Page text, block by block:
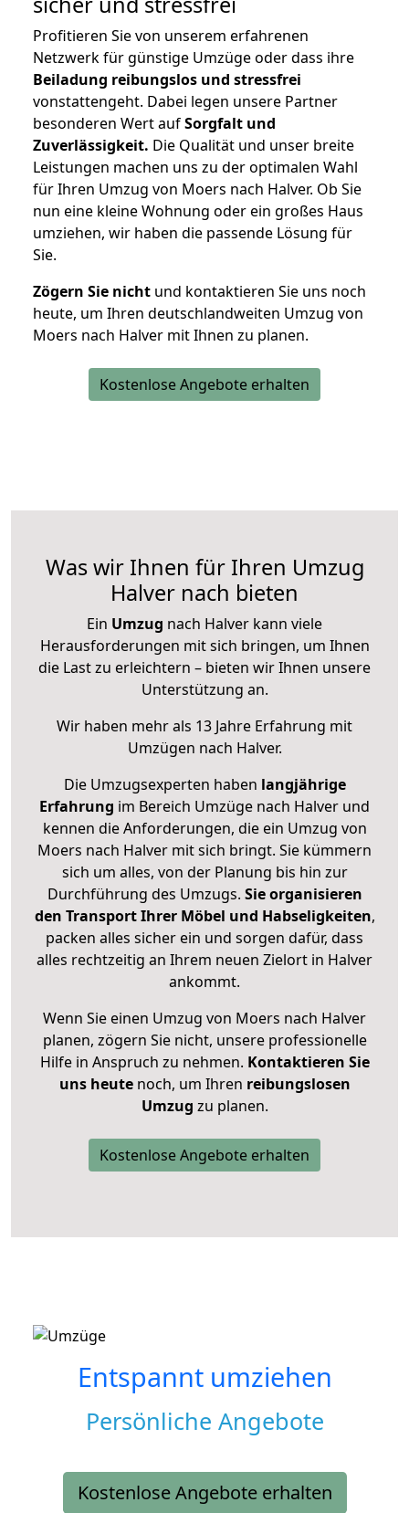
Profitieren Sie von unserem erfahrenen
Netzwerk für günstige Umzüge oder dass ihre
Beiladung reibungslos und stressfrei
vonstattengeht. Dabei legen unsere Partner
besonderen Wert aufSorgfalt und
Zuverlässigkeit. Die Qualität und unser breite
Leistungen machen uns zu der optimalen Wahl
für Ihren Umzug von Moers nach Halver. Ob Sie
nun eine kleine Wohnung oder ein großes Haus
umziehen, wir haben die passende Lösung für
Sie.
Zögern Sie nicht und kontaktieren Sie uns noch
heute, um Ihren deutschlandweiten Umzug von
Moers nach Halver mit Ihnen zu planen.
Kostenlose Angebote erhalten
Was wir Ihnen für Ihren Umzug
Halver nach bieten
Ein Umzug nach Halver kann viele
Herausforderungen mit sich bringen, um Ihnen
die Last zu erleichtern – bieten wir Ihnen unsere
Unterstützung an.
Wir haben mehr als 13 Jahre Erfahrung mit
Umzügen nach Halver.
Die Umzugsexperten haben langjährige
Erfahrung im Bereich Umzüge nach Halver und
kennen die Anforderungen, die ein Umzug von
Moers nach Halver mit sich bringt. Sie kümmern
sich um alles, von der Planung bis hin zur
Durchführung des Umzugs. Sie organisieren
den Transport Ihrer Möbel und Habseligkeiten,
packen alles sicher ein und sorgen dafür, dass
alles rechtzeitig an Ihrem neuen Zielort in Halver
ankommt.
Wenn Sie einen Umzug von Moers nach Halver
planen, zögern Sie nicht, unsere professionelle
Hilfe in Anspruch zu nehmen. Kontaktieren Sie
uns heutenoch, um Ihren reibungslosen
Umzug zu planen.
Kostenlose Angebote erhalten
Entspannt umziehen
Persönliche Angebote
Kostenlose Angebote erhalten